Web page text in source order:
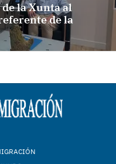
la Xunta al
de la